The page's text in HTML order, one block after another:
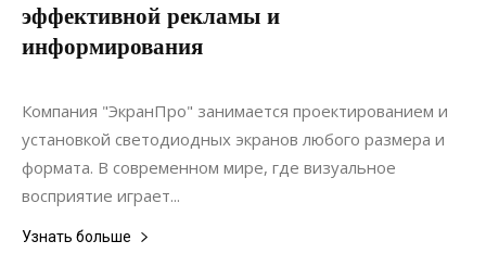
эффективной рекламы и
информирования
28.06.2022
Компания "ЭкранПро" занимается проектированием и
установкой светодиодных экранов любого размера и
формата. В современном мире, где визуальное
восприятие играет...
Узнать больше